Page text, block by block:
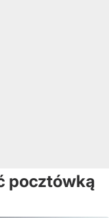
pocztówką